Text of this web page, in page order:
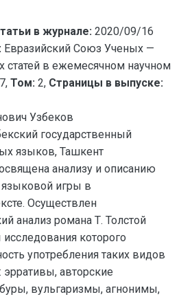
в журнале: 2020/09/16
Евразийский Союз Ученых —
статей в ежемесячном научном
Том: 2, Страницы в выпуске:
Узбеков
государственный
языков, Ташкент
анализу и описанию
игры в
Осуществлен
анализ романа Т. Толстой
которого
употребления таких видов
авторские
вульгаризмы, агнонимы,